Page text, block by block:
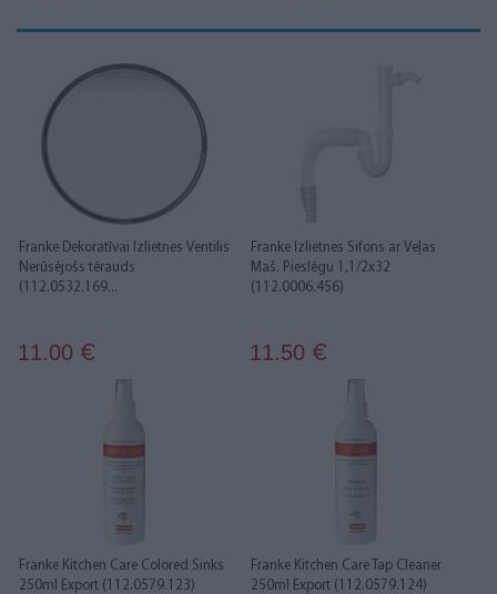
Franke Dekoratīvai Izlietnes Ventilis
Nerūsējošs tērauds
(112.0532.169...
11.00 €
Franke Izlietnes Sifons ar Veļas
Maš. Pieslēgu 1,1/2x32
(112.0006.456)
11.50 €
Franke Kitchen Care Colored Sinks
250ml Export (112.0579.123)
Franke Kitchen Care Tap Cleaner
250ml Export (112.0579.124)